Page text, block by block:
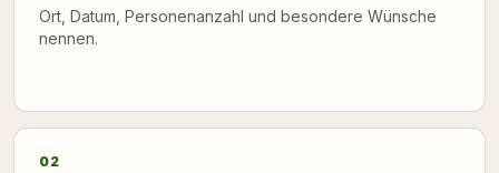
Ort, Datum, Personenanzahl und besondere Wünsche
nennen.
02